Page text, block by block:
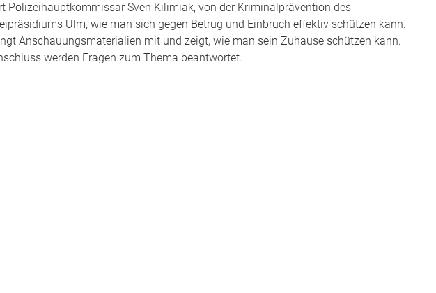
Polizeihauptkommissar Sven Kilimiak, von der Kriminalprävention des
Ulm, wie man sich gegen Betrug und Einbruch effektiv schützen kann.
Anschauungsmaterialien mit und zeigt, wie man sein Zuhause schützen kann.
werden Fragen zum Thema beantwortet.